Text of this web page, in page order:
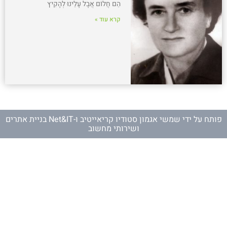
הֵם חֲלוֹם אֲבָל עָלֵינוּ לְהָקִיץ
קרא עוד »
פותח על ידי שמשי אגמון סטודיו קריאייטיב ו- Net&IT בניית אתרים
ושירותי מחשוב